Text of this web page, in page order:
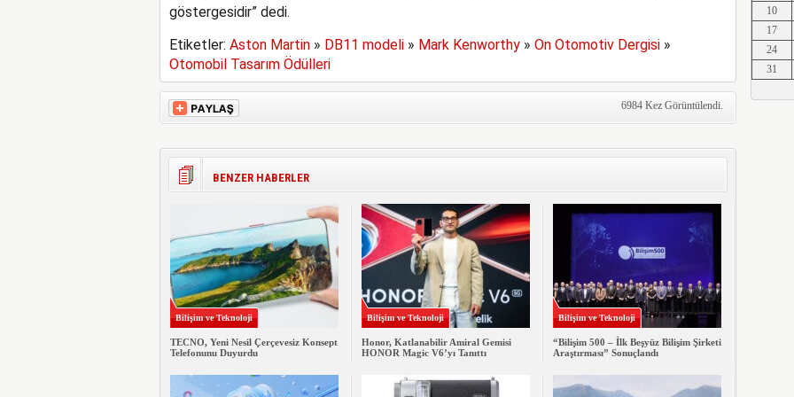
göstergesidir” dedi.
Etiketler: Aston Martin» DB11 modeli» Mark Kenworthy» On Otomotiv Dergisi»
Otomobil Tasarım Ödülleri
6984 Kez Görüntülendi.
BENZER HABERLER
Bilişim ve Teknoloji
TECNO, Yeni Nesil Çerçevesiz Konsept
Telefonunu Duyurdu
Bilişim ve Teknoloji
Honor, Katlanabilir Amiral Gemisi
HONOR Magic V6’yı Tanıttı
Bilişim ve Teknoloji
“Bilişim 500 – İlk Beşyüz Bilişim Şirketi
Araştırması” Sonuçlandı
Erkut
Erkut
10
17
24
31